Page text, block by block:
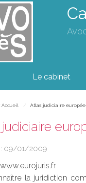
Le cabinet
Accueil Atlas judiciaire
09/01/2009
www.eurojuris.fr
la juridiction